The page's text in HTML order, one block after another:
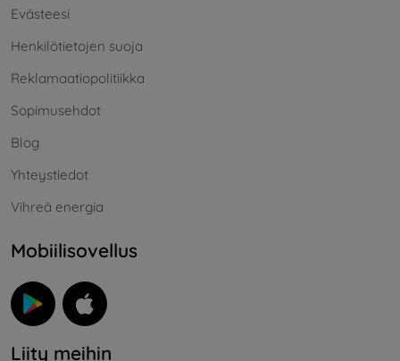
Evästeesi
Henkilötietojen suoja
Reklamaatiopolitiikka
Sopimusehdot
Blog
Yhteystiedot
Vihreä energia
Mobiilisovellus
Liity meihin